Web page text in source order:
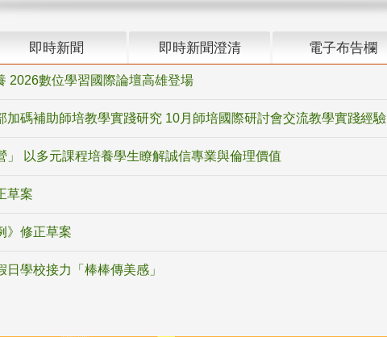
即時新聞 即時新聞澄清 電子布告欄
2026數位學習國際論壇高雄登場
加碼補助師培教學實踐研究 10月師培國際研討會交流教學實踐經驗
」 以多元課程培養學生瞭解誠信專業與倫理價值
草案
》修正草案
學校接力「棒棒傳美感」